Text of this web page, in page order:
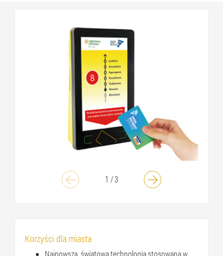
1 /3
Korzyści dla miasta
Najnowsza, światowa technologia stosowana w